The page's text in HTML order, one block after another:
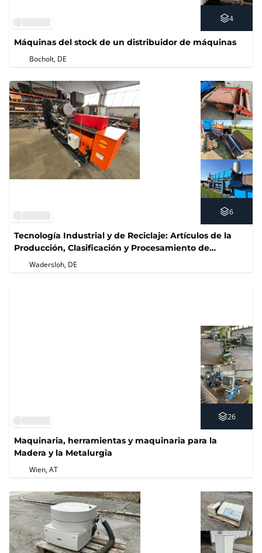
4
Máquinas del stock de un distribuidor de máquinas
Bocholt, DE
6
Tecnología Industrial y de Reciclaje: Artículos de la
Producción, Clasificación y Procesamiento de
Materiales
Wadersloh, DE
26
Maquinaria, herramientas y maquinaria para la
Madera y la Metalurgia
Wien, AT